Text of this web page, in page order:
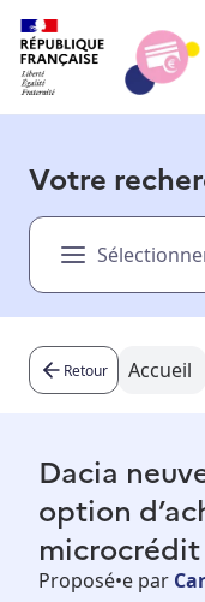
Présentation
Besoin d'aide ?
Votre
Retour Accueil
Dacia
option
microcrédit
Proposé•e par